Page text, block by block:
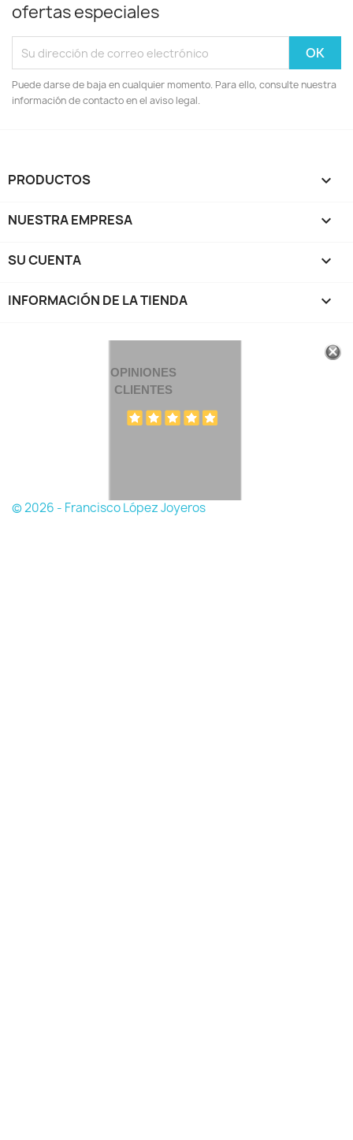
ofertas especiales
Puede darse de baja en cualquier momento. Para ello, consulte nuestra
información de contacto en el aviso legal.
PRODUCTOS 
NUESTRA EMPRESA 
SU CUENTA 
INFORMACIÓN DE LA TIENDA keyboard_arrow_down
OPINIONES
CLIENTES
© 2026 - Francisco López Joyeros